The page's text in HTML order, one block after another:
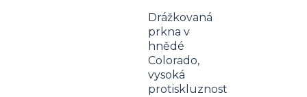
Drážkovaná
prkna v
hnědé
Colorado,
vysoká
protiskluznost